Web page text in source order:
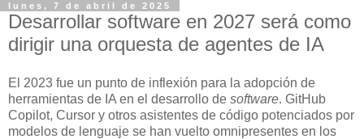
lunes, 7 de abril de 2025
Desarrollar software en 2027 será como
dirigir una orquesta de agentes de IA
El 2023 fue un punto de inflexión para la adopción de
herramientas de IA en el desarrollo de software. GitHub
Copilot, Cursor y otros asistentes de código potenciados por
modelos de lenguaje se han vuelto omnipresentes en los